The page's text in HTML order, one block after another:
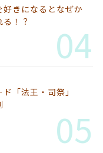
好きになるとなぜか
！？
04
ド「法王・司祭」
05